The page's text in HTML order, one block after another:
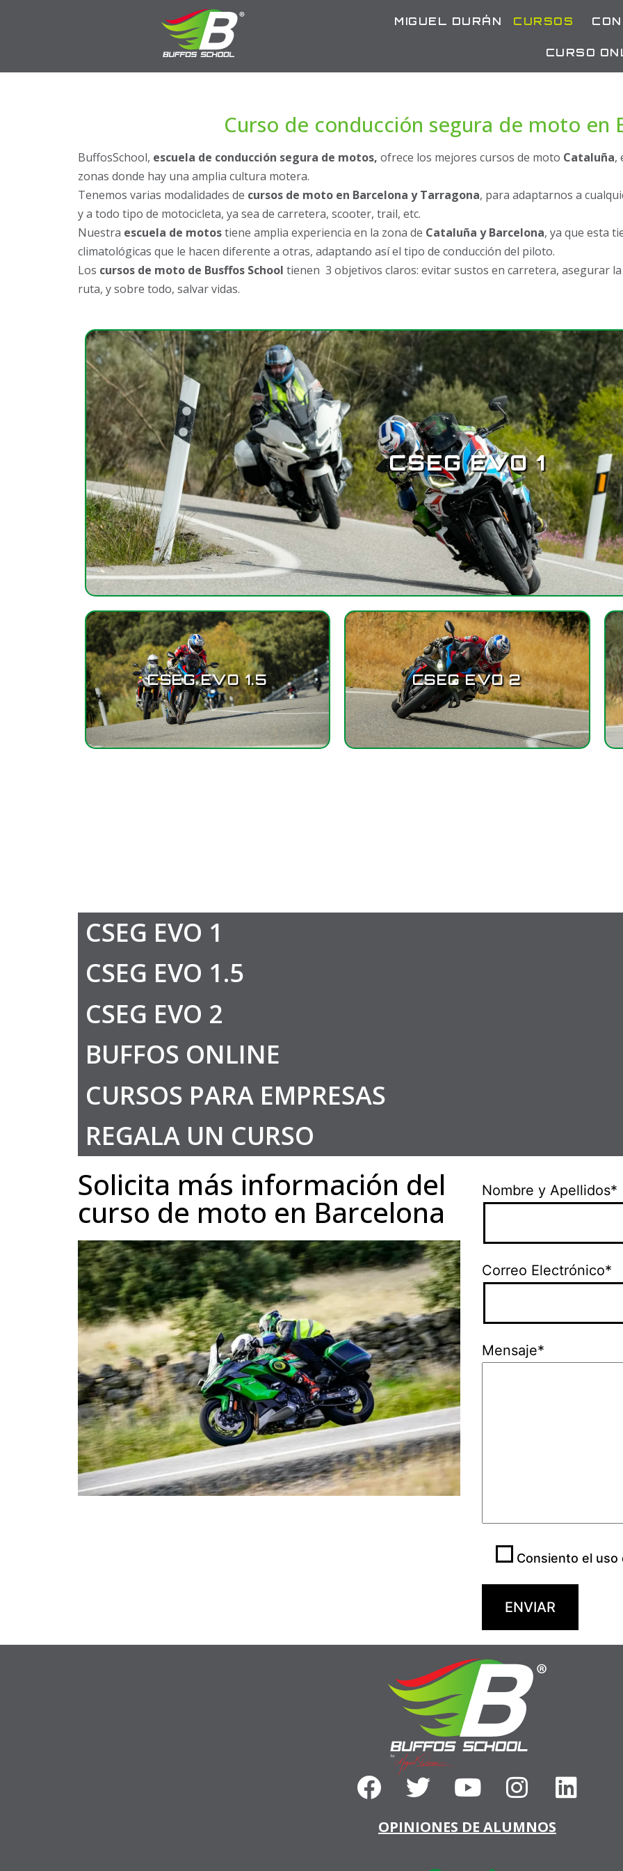
MIGUEL DURÁN CURSOS
CURSO
Curso de conducción segura de moto en
BuffosSchool, escuela de conducción segura de motos, ofrece los mejores cursos de moto Cataluña,
zonas donde hay una amplia cultura motera.
Tenemos varias modalidades de cursos de moto en Barcelona y Tarragona, para adaptarnos a
y a todo tipo de motocicleta, ya sea de carretera, scooter, trail, etc.
Nuestra escuela de motostiene amplia experiencia en la zona de Cataluña y Barcelona, ya que esta
climatológicas que le hacen diferente a otras, adaptando así el tipo de conducción del piloto.
Los cursos de moto de Busffos School tienen 3 objetivos claros: evitar sustos en carretera, asegurar
ruta, y sobre todo, salvar vidas.
CSEG EVO 1
CSEG EVO 1.5 CSEG EVO 2
CSEG EVO 1
CSEG EVO 1.5
CSEG EVO 2
BUFFOS ONLINE
CURSOS PARA EMPRESAS
REGALA UN CURSO
Solicita más información del
curso de moto en Barcelona
Nombre y Apellidos*
Correo Electrónico*
Mensaje*
Consiento el
OPINIONES DE ALUMNOS